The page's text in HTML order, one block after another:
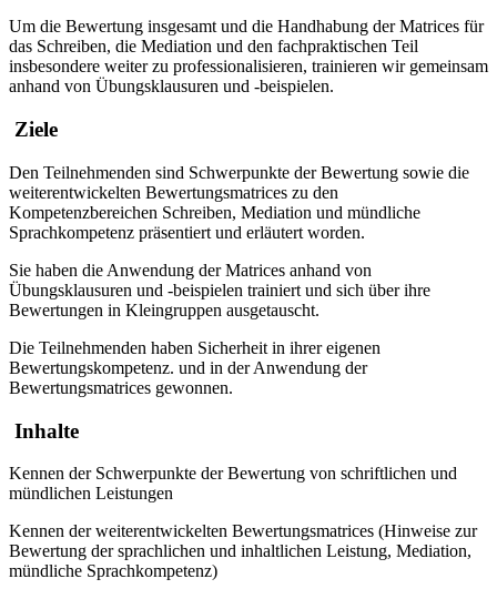
Um die Bewertung insgesamt und die Handhabung der Matrices für
das Schreiben, die Mediation und den fachpraktischen Teil
insbesondere weiter zu professionalisieren, trainieren wir gemeinsam
anhand von Übungsklausuren und -beispielen.
Ziele
Den Teilnehmenden sind Schwerpunkte der Bewertung sowie die
weiterentwickelten Bewertungsmatrices zu den
Kompetenzbereichen Schreiben, Mediation und mündliche
Sprachkompetenz präsentiert und erläutert worden.
Sie haben die Anwendung der Matrices anhand von
Übungsklausuren und -beispielen trainiert und sich über ihre
Bewertungen in Kleingruppen ausgetauscht.
Die Teilnehmenden haben Sicherheit in ihrer eigenen
Bewertungskompetenz. und in der Anwendung der
Bewertungsmatrices gewonnen.
Inhalte
Kennen der Schwerpunkte der Bewertung von schriftlichen und
mündlichen Leistungen
Kennen der weiterentwickelten Bewertungsmatrices (Hinweise zur
Bewertung der sprachlichen und inhaltlichen Leistung, Mediation,
mündliche Sprachkompetenz)